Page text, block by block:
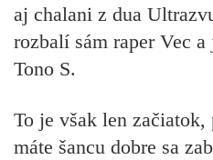
aj chalani z dua
rozbalí sám raper Vec
Tono S.
To je však len
máte šancu dobre sa